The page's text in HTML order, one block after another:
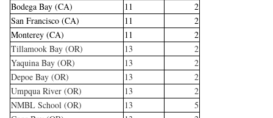
Bodega Bay (CA)
11
2
San Francisco (CA)
11
2
Monterey (CA)
11
2
Tillamook Bay (OR)
13
2
Yaquina Bay (OR)
13
2
Depoe Bay (OR)
13
2
Umpqua River (OR)
13
2
NMBL School (OR)
13
5